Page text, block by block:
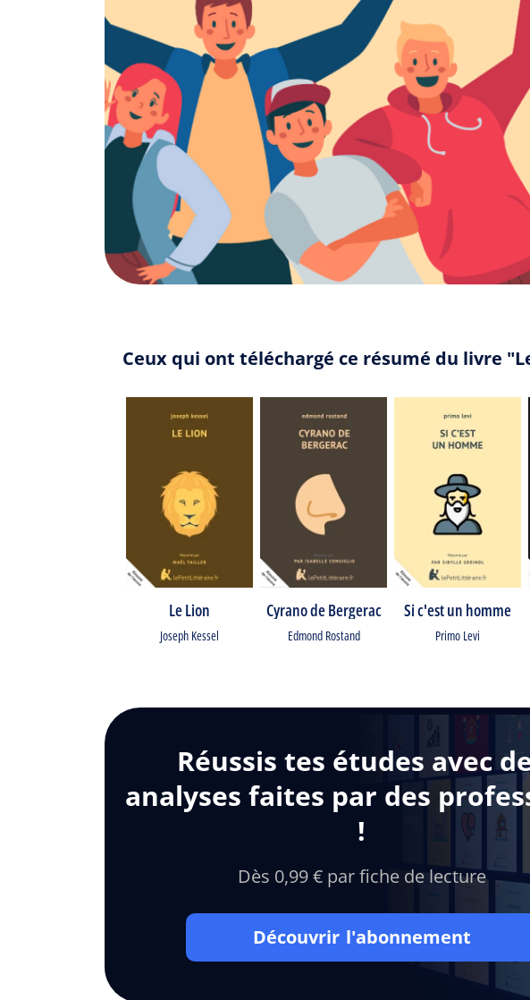
Ceux qui ont téléchargé ce résumé du livre
Le Lion
Joseph Kessel
Cyrano de Bergerac
Edmond Rostand
Si c'est un homme
Primo Levi
Réussis tes études avec
analyses faites par des
!
Dès 0,99 € par fiche de lecture
Découvrir l'abonnement